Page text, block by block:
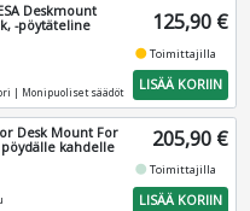
Deskmount
-pöytäteline
| Monipuoliset säädöt
125,90 €
fiber_manual_recordToimittajilla
LISÄÄ KORIIN
Desk Mount For
pöydälle kahdelle
205,90 €
fiber_manual_recordToimittajilla
LISÄÄ KORIIN